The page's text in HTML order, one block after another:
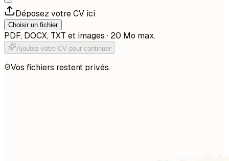
Déposez votre CV ici
Choisir un fichier
PDF, DOCX, TXT et images · 20 Mo max.
Ajoutez votre CV pour continuer
Vos fichiers restent privés.